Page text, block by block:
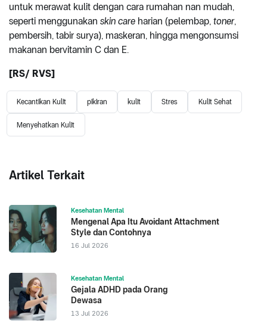
untuk merawat kulit dengan cara rumahan nan mudah,
seperti menggunakan skin care harian (pelembap, toner,
pembersih, tabir surya), maskeran, hingga mengonsumsi
makanan bervitamin C dan E.
[RS/ RVS]
Kecantikan Kulit pikiran kulit Stres Kulit Sehat
Menyehatkan Kulit
Artikel Terkait
Kesehatan Mental
Mengenal Apa Itu Avoidant Attachment
Style dan Contohnya
16 Jul 2026
Kesehatan Mental
Gejala ADHD pada Orang
Dewasa
13 Jul 2026